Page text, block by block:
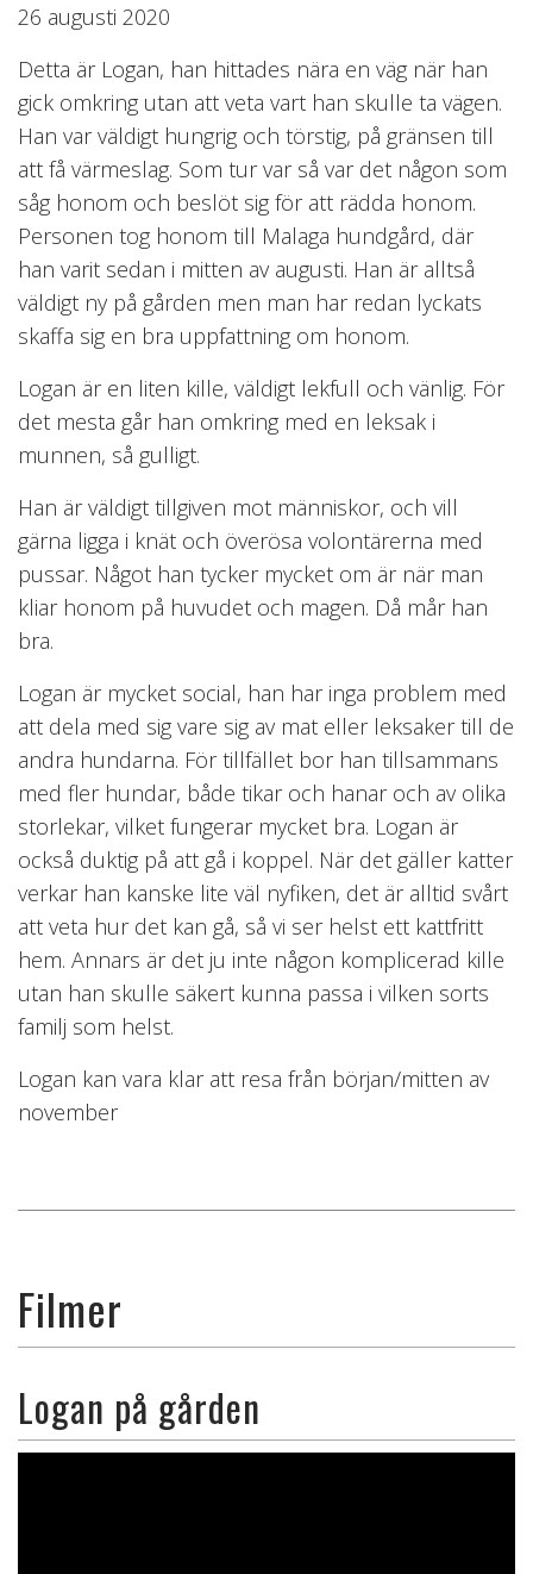
26 augusti 2020
Detta är Logan, han hittades nära en väg när han
gick omkring utan att veta vart han skulle ta vägen.
Han var väldigt hungrig och törstig, på gränsen till
att få värmeslag. Som tur var så var det någon som
såg honom och beslöt sig för att rädda honom.
Personen tog honom till Malaga hundgård, där
han varit sedan i mitten av augusti. Han är alltså
väldigt ny på gården men man har redan lyckats
skaffa sig en bra uppfattning om honom.
Logan är en liten kille, väldigt lekfull och vänlig. För
det mesta går han omkring med en leksak i
munnen, så gulligt.
Han är väldigt tillgiven mot människor, och vill
gärna ligga i knät och överösa volontärerna med
pussar. Något han tycker mycket om är när man
kliar honom på huvudet och magen. Då mår han
bra.
Logan är mycket social, han har inga problem med
att dela med sig vare sig av mat eller leksaker till de
andra hundarna. För tillfället bor han tillsammans
med fler hundar, både tikar och hanar och av olika
storlekar, vilket fungerar mycket bra. Logan är
också duktig på att gå i koppel. När det gäller katter
verkar han kanske lite väl nyfiken, det är alltid svårt
att veta hur det kan gå, så vi ser helst ett kattfritt
hem. Annars är det ju inte någon komplicerad kille
utan han skulle säkert kunna passa i vilken sorts
familj som helst.
Logan kan vara klar att resa från början/mitten av
november
Filmer
Logan på gården